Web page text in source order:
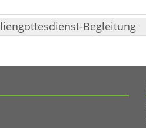
Begleitung